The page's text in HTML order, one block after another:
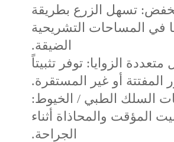
تسهل الزرع بطريقة
في المساحات التشريحية
الضيقة.
الزوايا: توفر تثبيتاً
المفتتة أو غير المستقرة.
السلك الطبي / الخيوط:
المؤقت والمحاذاة أثناء
الجراحة.